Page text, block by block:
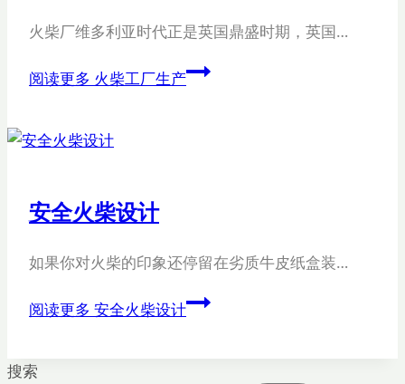
火柴厂维多利亚时代正是英国鼎盛时期，英国…
阅读更多 火柴工厂生产
安全火柴设计
如果你对火柴的印象还停留在劣质牛皮纸盒装…
阅读更多 安全火柴设计
搜索